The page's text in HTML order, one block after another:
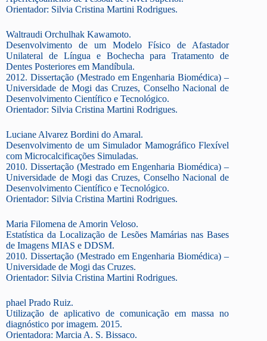
Orientador: Silvia Cristina Martini Rodrigues.
Waltraudi Orchulhak Kawamoto.
Desenvolvimento de um Modelo Físico de Afastador
Unilateral de Língua e Bochecha para Tratamento de
Dentes Posteriores em Mandíbula.
2012. Dissertação (Mestrado em Engenharia Biomédica) –
Universidade de Mogi das Cruzes, Conselho Nacional de
Desenvolvimento Científico e Tecnológico.
Orientador: Silvia Cristina Martini Rodrigues.
Luciane Alvarez Bordini do Amaral.
Desenvolvimento de um Simulador Mamográfico Flexível
com Microcalcificações Simuladas.
2010. Dissertação (Mestrado em Engenharia Biomédica) –
Universidade de Mogi das Cruzes, Conselho Nacional de
Desenvolvimento Científico e Tecnológico.
Orientador: Silvia Cristina Martini Rodrigues.
Maria Filomena de Amorin Veloso.
Estatística da Localização de Lesões Mamárias nas Bases
de Imagens MIAS e DDSM.
2010. Dissertação (Mestrado em Engenharia Biomédica) –
Universidade de Mogi das Cruzes.
Orientador: Silvia Cristina Martini Rodrigues.
phael Prado Ruiz.
Utilização de aplicativo de comunicação em massa no
diagnóstico por imagem. 2015.
Orientadora: Marcia A. S. Bissaco.